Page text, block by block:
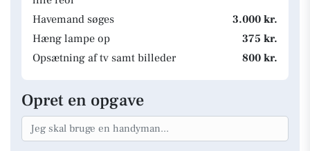
Havemand søges
3.000 kr.
Hæng lampe op
375 kr.
Opsætning af tv samt billeder
800 kr.
Opret en opgave